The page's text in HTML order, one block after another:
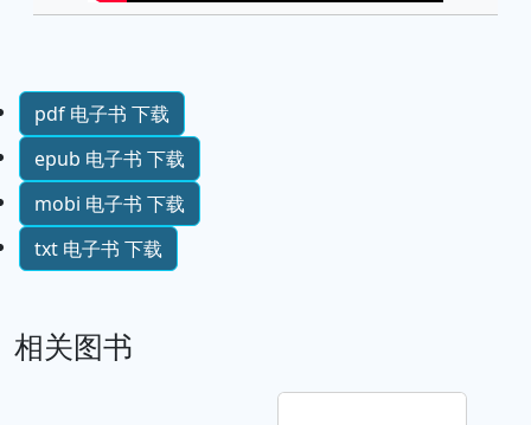
pdf 电子书 下载
epub 电子书 下载
mobi 电子书 下载
txt 电子书 下载
相关图书